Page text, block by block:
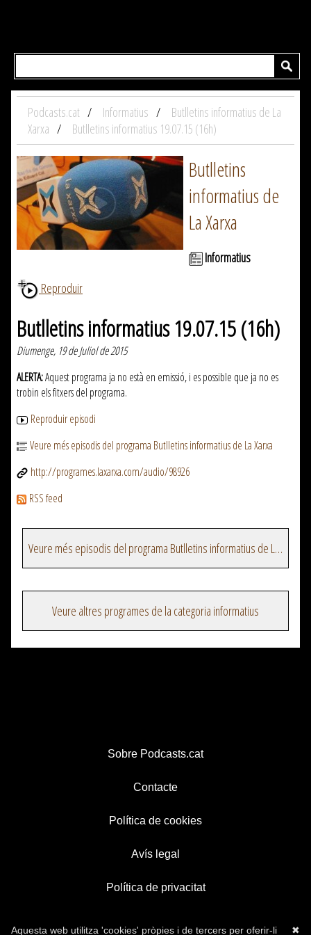
Podcasts.cat Informatius
Butlletins informatius de La
Xarxa
Butlletins informatius 19.07.15 (16h)
Butlletins
informatius de
La Xarxa
Informatius
Reproduir
Butlletins informatius 19.07.15 (16h)
Diumenge, 19 de Juliol de 2015
ALERTA:Aquest programa ja no està en emissió, i es possible que ja no es
trobin els fitxers del programa.
Reproduir episodi
Veure més episodis del programa Butlletins informatius de La Xarxa
http://programes.laxarxa.com/audio/98926
RSS feed
Veure més episodis del programa Butlletins informatius de La Xarxa
Veure altres programes de la categoria informatius
Sobre Podcasts.cat
Contacte
Política de cookies
Avís legal
Política de privacitat
✖
Aquesta web utilitza 'cookies' pròpies i de tercers per oferir-li